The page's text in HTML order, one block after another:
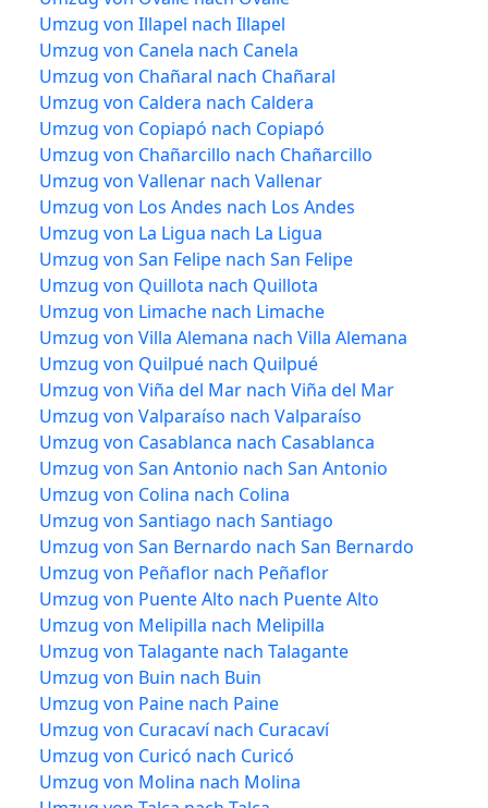
Umzug von Illapel nach Illapel
Umzug von Canela nach Canela
Umzug von Chañaral nach Chañaral
Umzug von Caldera nach Caldera
Umzug von Copiapó nach Copiapó
Umzug von Chañarcillo nach Chañarcillo
Umzug von Vallenar nach Vallenar
Umzug von Los Andes nach Los Andes
Umzug von La Ligua nach La Ligua
Umzug von San Felipe nach San Felipe
Umzug von Quillota nach Quillota
Umzug von Limache nach Limache
Umzug von Villa Alemana nach Villa Alemana
Umzug von Quilpué nach Quilpué
Umzug von Viña del Mar nach Viña del Mar
Umzug von Valparaíso nach Valparaíso
Umzug von Casablanca nach Casablanca
Umzug von San Antonio nach San Antonio
Umzug von Colina nach Colina
Umzug von Santiago nach Santiago
Umzug von San Bernardo nach San Bernardo
Umzug von Peñaflor nach Peñaflor
Umzug von Puente Alto nach Puente Alto
Umzug von Melipilla nach Melipilla
Umzug von Talagante nach Talagante
Umzug von Buin nach Buin
Umzug von Paine nach Paine
Umzug von Curacaví nach Curacaví
Umzug von Curicó nach Curicó
Umzug von Molina nach Molina